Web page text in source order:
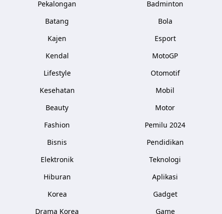
Pekalongan
Batang
Kajen
Kendal
Lifestyle
Kesehatan
Beauty
Fashion
Bisnis
Elektronik
Hiburan
Korea
Drama Korea
Badminton
Bola
Esport
MotoGP
Otomotif
Mobil
Motor
Pemilu 2024
Pendidikan
Teknologi
Aplikasi
Gadget
Game